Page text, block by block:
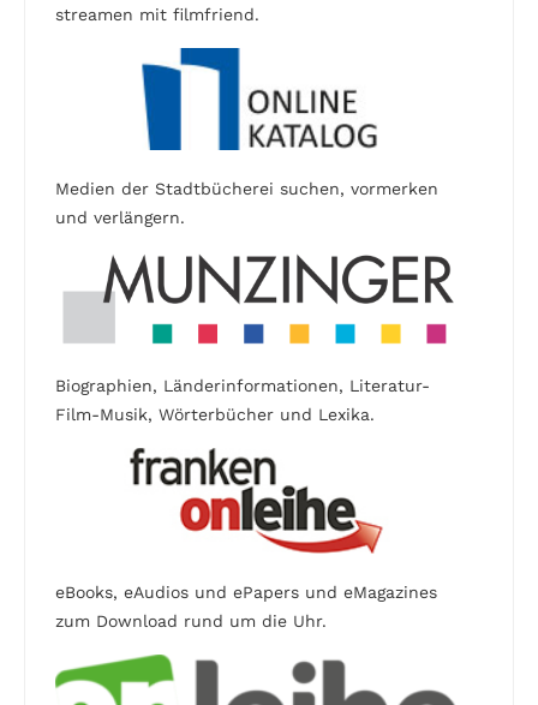
streamen mit filmfriend.
Medien der Stadtbücherei suchen, vormerken
und verlängern.
Biographien, Länderinformationen, Literatur-
Film-Musik, Wörterbücher und Lexika.
eBooks, eAudios und ePapers und eMagazines
zum Download rund um die Uhr.